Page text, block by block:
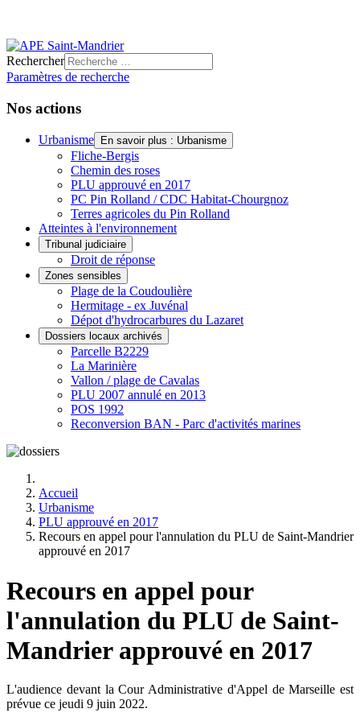
Rechercher
Paramètres de recherche
Nos actions
Urbanisme En savoir plus : Urbanisme
Fliche-Bergis
Chemin des roses
PLU approuvé en 2017
PC Pin Rolland / CDC Habitat-Chourgnoz
Terres agricoles du Pin Rolland
Atteintes à l'environnement
Tribunal judiciaire
Droit de réponse
Zones sensibles
Plage de la Coudoulière
Hermitage - ex Juvénal
Dépot d'hydrocarbures du Lazaret
Dossiers locaux archivés
Parcelle B2229
La Marinière
Vallon / plage de Cavalas
PLU 2007 annulé en 2013
POS 1992
Reconversion BAN - Parc d'activités marines
Accueil
Urbanisme
PLU approuvé en 2017
Recours en appel pour l'annulation du PLU de Saint-Mandrier
approuvé en 2017
Recours en appel pour
l'annulation du PLU de Saint-
Mandrier approuvé en 2017
L'audience devant la Cour Administrative d'Appel de Marseille est
prévue ce jeudi 9 juin 2022.